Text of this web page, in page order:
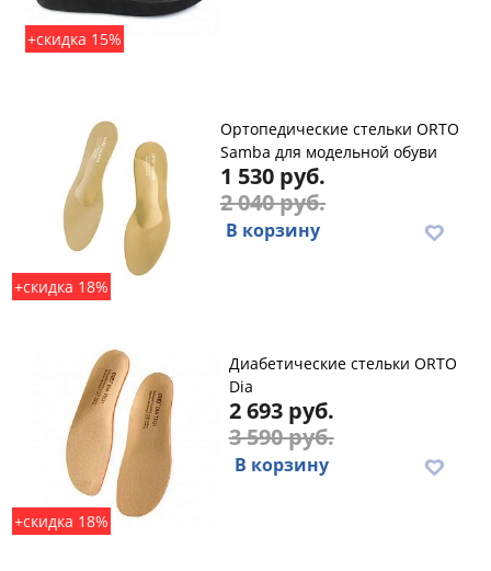
+скидка 15%
+скидка 18%
Ортопедические стельки ORTO
Samba для модельной обуви
1 530 руб.
2 040 руб.
В корзину
+скидка 18%
Диабетические cтельки ORTO
Dia
2 693 руб.
3 590 руб.
В корзину